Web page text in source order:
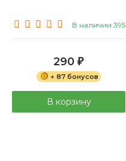
В наличии 395
290 ₽
+ 87 бонусов
В корзину